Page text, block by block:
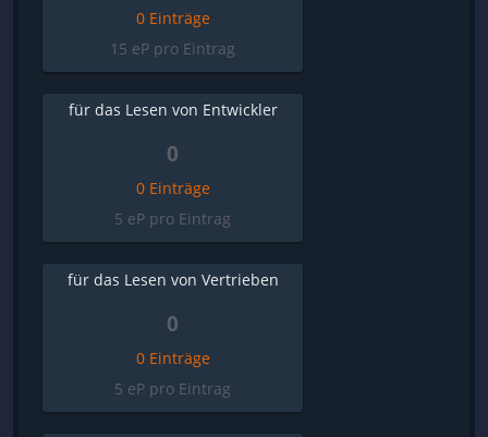
0 Einträge
15 eP pro Eintrag
für das Lesen von Entwickler
0
0 Einträge
5 eP pro Eintrag
für das Lesen von Vertrieben
0
0 Einträge
5 eP pro Eintrag